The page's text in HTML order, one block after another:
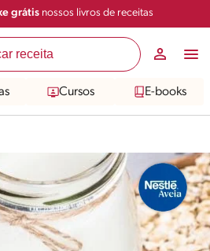
grátisnossos livros de receitas
Cursos E-books
Compartilhar